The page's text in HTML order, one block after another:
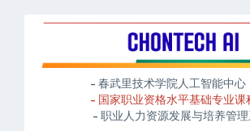
- 春武里技术学院人工智能中心
- 国家职业资格水平基础专业课
- 职业人力资源发展与培养管